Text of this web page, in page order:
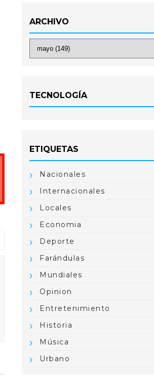
ARCHIVO
TECNOLOGÍA
ETIQUETAS
Nacionales
Internacionales
Locales
Economia
Deporte
Farándulas
Mundiales
Opinion
Entretenimiento
Historia
Música
Urbano